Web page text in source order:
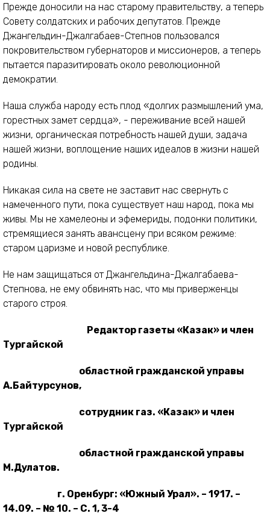
Прежде доносили на нас старому правительству, а теперь
Совету солдатских и рабочих депутатов. Прежде
Джангельдин-Джалгабаев-Степнов пользовался
покровительством губернаторов и миссионеров, а теперь
пытается паразитировать около революционной
демократии.
Наша служба народу есть плод «долгих размышлений ума,
горестных замет сердца», - переживание всей нашей
жизни, органическая потребность нашей души, задача
нашей жизни, воплощение наших идеалов в жизни нашей
родины.
Никакая сила на свете не заставит нас свернуть с
намеченного пути, пока существует наш народ, пока мы
живы. Мы не хамелеоны и эфемериды, подонки политики,
стремящиеся занять авансцену при всяком режиме:
старом царизме и новой республике.
Не нам защищаться от Джангельдина-Джалгабаева-
Степнова, не ему обвинять нас, что мы приверженцы
старого строя.
Редактор газеты «Казак» и член
Тургайской
областной гражданской управы
А.Байтурсунов,
сотрудник газ. «Казак» и член
Тургайской
областной гражданской управы
М.Дулатов.
г. Оренбург: «Южный Урал». – 1917. –
14.09. – № 10. – С. 1, 3-4